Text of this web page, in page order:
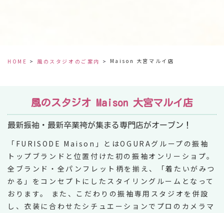
HOME 風のスタジオのご案内 Maison 大宮マルイ店
風のスタジオ Maison 大宮マルイ店
最新振袖・最新卒業袴が集まる専門店がオープン！
「FURISODE Maison」とはOGURAグループの振袖
トップブランドと位置付けた初の振袖オンリーショプ。
全ブランド・全パンフレット柄を揃え、「着たいがみつ
かる」をコンセプトにしたスタイリングルームとなって
おります。 また、こだわりの振袖専用スタジオを併設
し、衣装に合わせたシチュエーションでプロのカメラマ